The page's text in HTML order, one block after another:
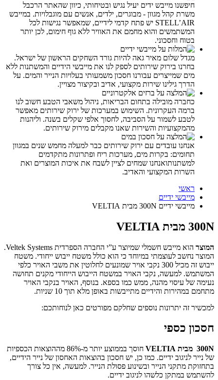
חיפשנו מייבש ידים יעיל נגיש ובטיחותי, כיוון שהאתר הרכבל
משרת קהל מגוון - מבוגרים, ילדים, אנשים עם מוגבלויות. במייבש
STELL’AIR יש פתח קדמי לידיים, שמאפשר נגישות לכל
המשתמשים והוא מחמם את האוויר ללא גוף חימום, לכן יותר
בטוח וחסכוני.
מגדל שלום מאיר גאה להיות גורד השחקים הראשון של ישראל.
בחרנו בירוק שירותים לספק לנו את מייבשי הידיים והמשתנות ללא
מים שמייצרים עבורנו חסכון משמעותי בעלויות הנייר והמים. על
הדרך גילינו שירות מקצועי, אדיב ובקיצור מצויין.
כחברה מובילה בתחום הבריאות, ניהול משאבי הטבע חשוב לנו
ברמה העקרונית. השימוש במערכות של ירוק שירותים מאפשר
לטבע לשמור על הסביבה, לחסוך אלפי שקלים בשנה. וליהנות
מהמקצועיות והשירות שאנו מקבלים מירוק שירותים.
אנחנו עובדים עם ירוק שירותים כבר למעלה מחמש שנים במגוון
תחומים: בקרות מים, מערכות ריח ופתרונות מתקדמים
למשתנותואנחנו שמחים לציין לשבח את איכות המוצרים ואת
השרות המקצועי והאדיב.
ראשי
מייבשי ידיים
מייבשי ידיים 300N מבית VELTIA
300N מבית VELTIA
המוצר הוא מייבש חשמלי
שמיוצר ע”י החברה הספרדית Veltek Systems.
המוצר נחשב לעוצמתי במיוחד כי הוא כולל משטח ייבוש ייחודי. משטח
ייבוש זה מכיל 300 נקבי אויר שמונעים לחלוטין את משבי האויר כלפי
המשתמש. למעשה, נקבי האויר במשטח הייבוש הייחודי מקנים תחושה
נעימה של עיסוי מהנה, ממש כמו בספא. בנוסף, האויר בנקבי האויר
מתחמם במהירות והידיים מתייבשות באופן מלא תוך 10 שניות.
למכשיר זה יתרונות נוספים שחלקם מפורטים כאן לנוחותכם:
חסכון כספי
300N מבית VELTIA
חוסך בממוצע יותר מ-86% מההוצאות הכספיות
של נייר לניגוב ידיים. כמו כן, יש חסכון בהוצאות האחסון של נייר הידיים,
בתחזוקת מתקני הנייר ובשינוע פסולת הנייר. למעשה, אין כל צורך
להשתמש במתקן כלשהו לניגוב ידיים.